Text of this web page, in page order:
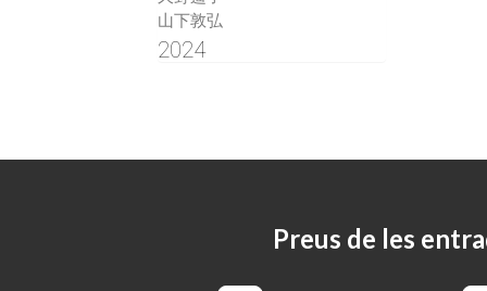
山下敦弘
2024
Preus de les